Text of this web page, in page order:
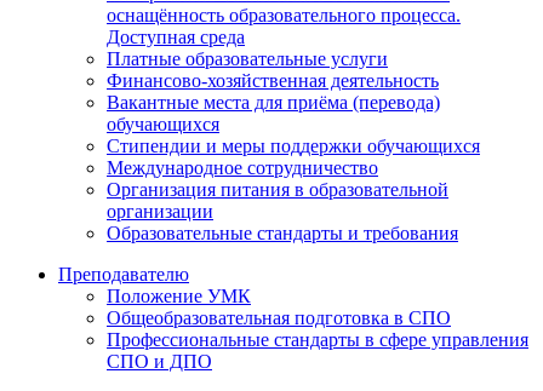
оснащённость образовательного процесса.
Доступная среда
Платные образовательные услуги
Финансово-хозяйственная деятельность
Вакантные места для приёма (перевода)
обучающихся
Стипендии и меры поддержки обучающихся
Международное сотрудничество
Организация питания в образовательной
организации
Образовательные стандарты и требования
Преподавателю
Положение УМК
Общеобразовательная подготовка в СПО
Профессиональные стандарты в сфере управления
СПО и ДПО